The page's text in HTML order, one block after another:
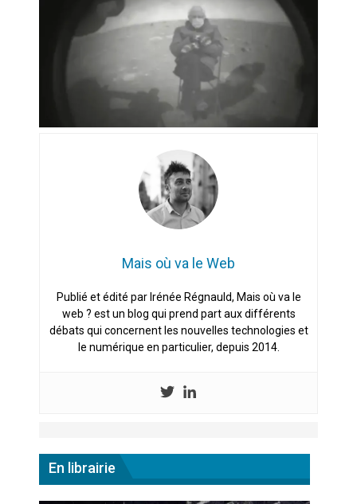
Artemis II : objectif nul
Quand Mistral veut moraliser le
pillage
Commentaire sur la polémique
des perroquets
Les syndicats, (tout) contre l’IA
En Seine-et-Marne, le projet de
le gigantisme états-unien »
laver, et l’intelligence artificielle
La vaste blague du macronisme
crypto-spatial
Mais où va le Web
Publié et édité par Irénée Régnauld, Mais où va le
web ? est un blog qui prend part aux différents
débats qui concernent les nouvelles technologies et
le numérique en particulier, depuis 2014.
En librairie